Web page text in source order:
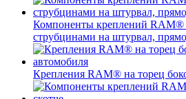
Компоненты креплений
струбцинами на штурвал,
Крепления RAM® на торец